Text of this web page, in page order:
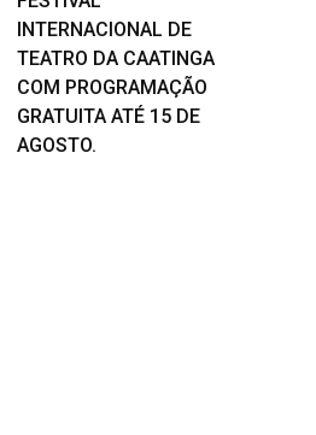
INTERNACIONAL DE
TEATRO DA CAATINGA
COM PROGRAMAÇÃO
GRATUITA ATÉ 15 DE
AGOSTO.